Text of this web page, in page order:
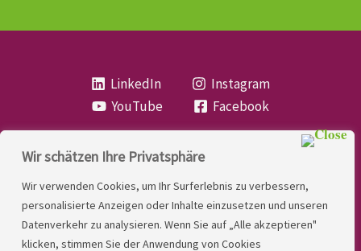
Wir schätzen Ihre Privatsphäre
Wir verwenden Cookies, um Ihr Surferlebnis zu verbessern,
personalisierte Anzeigen oder Inhalte einzusetzen und unseren
Datenverkehr zu analysieren. Wenn Sie auf „Alle akzeptieren"
klicken, stimmen Sie der Anwendung von Cookies
LinkedIn
Instagram
YouTube
Facebook
LINDNER. 2026 | Powered by
Kontakt